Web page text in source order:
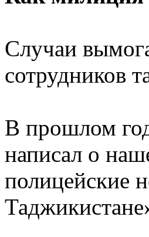
Случаи
сотрудников
В прошлом
написал о
полицейские